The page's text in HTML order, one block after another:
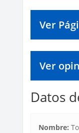
Ver
Ver
Datos
Nombre: